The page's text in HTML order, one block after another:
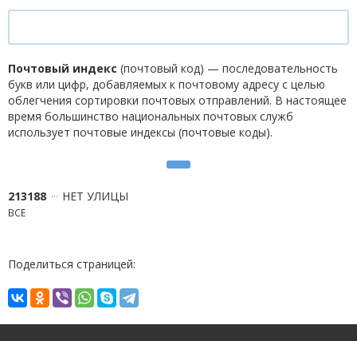
Почтовый индекс (почтовый код) — последовательность
букв или цифр, добавляемых к почтовому адресу с целью
облегчения сортировки почтовых отправлений. В настоящее
время большинство национальных почтовых служб
использует почтовые индексы (почтовые коды).
213188 НЕТ УЛИЦЫ
ВСЕ
Поделиться страницей: